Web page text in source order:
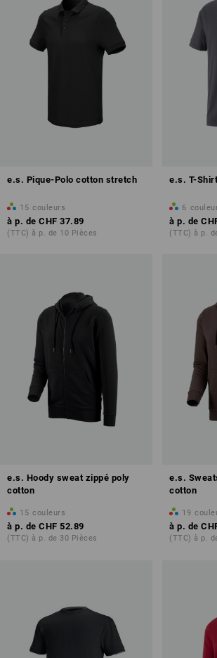
e.s. Pique-Polo cotton stretch
15 couleurs
à p. de CHF 37.89
(TTC) à p. de 10 Pièces
e.s. T-
6
à p. de
(TTC) à p.
e.s. Hoody sweat zippé poly
cotton
15 couleurs
à p. de CHF 52.89
(TTC) à p. de 30 Pièces
e.s.
cotton
19
à p. de
(TTC) à p.